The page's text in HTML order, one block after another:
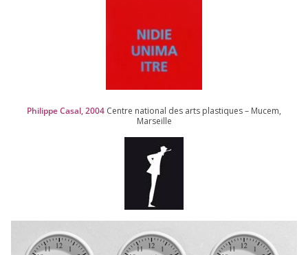
Philippe Casal,2004 Centre natio­nal des arts plas­tiques – Mucem,
Marseille